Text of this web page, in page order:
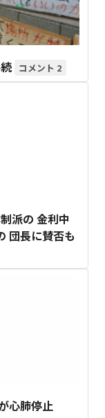
2
派の 金利中
団長に賛否も
心肺停止